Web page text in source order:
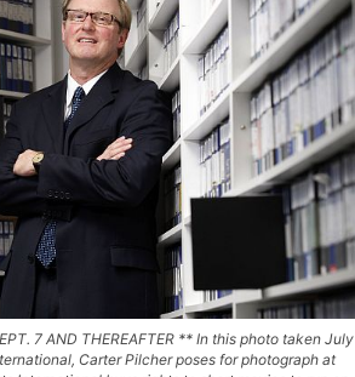
7 AND THEREAFTER ** In this photo taken July
Carter Pilcher poses for photograph at